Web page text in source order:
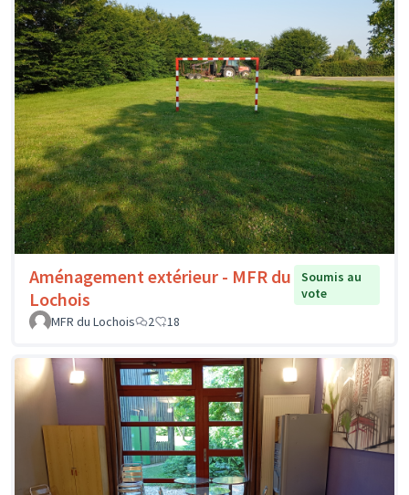
Aménagement extérieur - MFR du
Lochois
Soumis au
vote
MFR du Lochois
2 18